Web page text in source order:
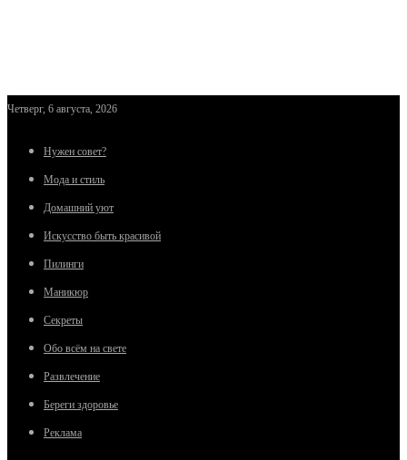
Четверг, 6 августа, 2026
Нужен совет?
Мода и стиль
Домашний уют
Искусство быть красивой
Пилинги
Маникюр
Секреты
Обо всём на свете
Развлечение
Береги здоровье
Реклама